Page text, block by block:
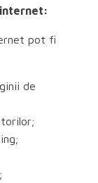
pot fi
de